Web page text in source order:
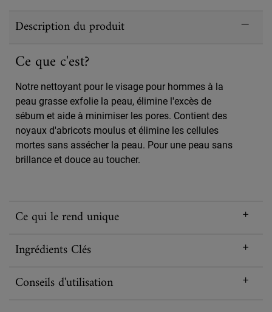
Description du produit
Ce que c'est?
Notre nettoyant pour le visage pour hommes à la
peau grasse exfolie la peau, élimine l'excès de
sébum et aide à minimiser les pores. Contient des
noyaux d'abricots moulus et élimine les cellules
mortes sans assécher la peau. Pour une peau sans
brillance et douce au toucher.
Ce qui le rend unique
Ingrédients Clés
Conseils d'utilisation